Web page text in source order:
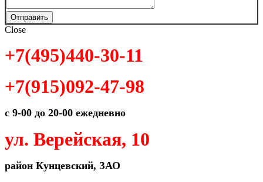
Отправить
Close
+7(495)440-30-11
+7(915)092-47-98
с 9-00 до 20-00 ежедневно
ул. Верейская, 10
район Кунцевский, ЗАО